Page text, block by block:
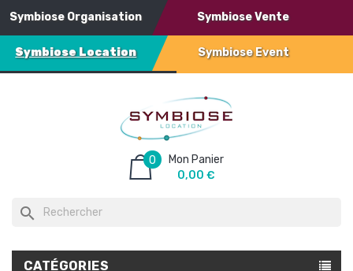
Symbiose Organisation Symbiose Vente
Symbiose Location Symbiose Event
Mon Panier
0
0,00 €
search
CATÉGORIES